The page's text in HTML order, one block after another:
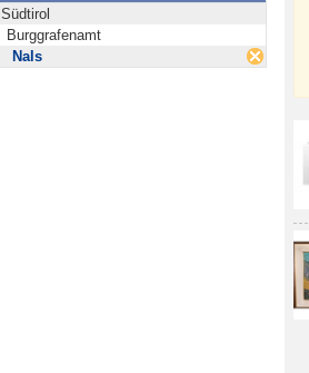
Südtirol
Burggrafenamt
Nals